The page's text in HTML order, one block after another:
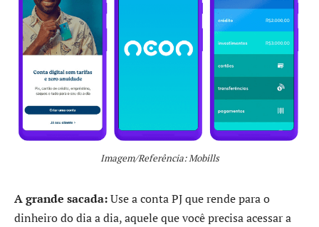
Imagem/Referência: Mobills
A grande sacada:Use a conta PJ que rende para o
dinheiro do dia a dia, aquele que você precisa acessar a